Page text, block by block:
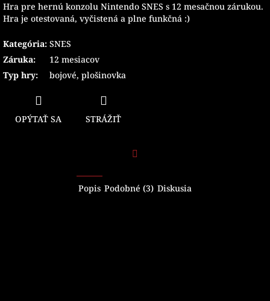
Hra pre hernú konzolu Nintendo SNES s 12 mesačnou zárukou.
Hra je otestovaná, vyčistená a plne funkčná :)
Kategória: SNES
Záruka:
12 mesiacov
Typ hry: bojové, plošinovka
OPÝTAŤ SA STRÁŽIŤ
Popis Podobné (3) Diskusia